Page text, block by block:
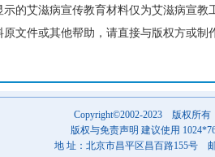
示的艾滋病宣传教育材料仅为艾滋病宣
原文件或其他帮助，请直接与版权方或制
Copyright©2002-2023 版权所有
版权与免责声明 建议使用
地 址：北京市昌平区昌百路155号